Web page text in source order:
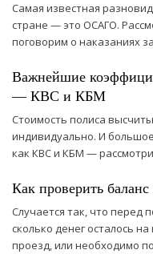
Самая известная
стране — это ОСАГО.
поговорим о наказаниях
Важнейшие
— КВС и КБМ
Стоимость полиса
индивидуально. И
как КВС и КБМ —
Как проверить
Случается так, что перед
сколько денег осталось
проезд, или необходимо